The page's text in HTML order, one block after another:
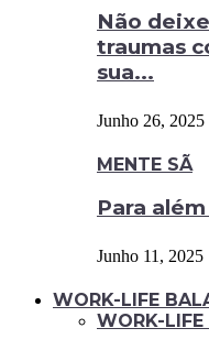
Não
traumas
sua...
Junho 26, 2025
MENTE SÃ
Para
Junho 11, 2025
WORK-LIFE
WORK-LIFE